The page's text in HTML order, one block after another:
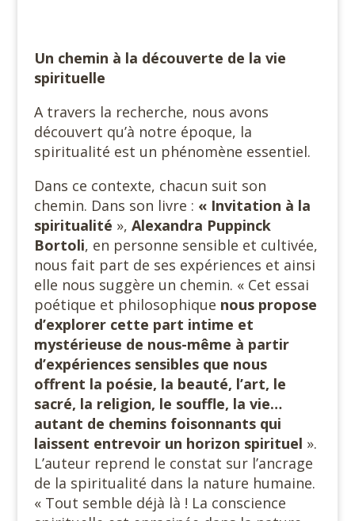
Un chemin à la découverte de la vie
spirituelle
A travers la recherche, nous avons
découvert qu’à notre époque, la
spiritualité est un phénomène essentiel.
Dans ce contexte, chacun suit son
chemin. Dans son livre : « Invitation à la
spiritualité », Alexandra Puppinck
Bortoli, en personne sensible et cultivée,
nous fait part de ses expériences et ainsi
elle nous suggère un chemin. « Cet essai
poétique et philosophique nous propose
d’explorer cette part intime et
mystérieuse de nous-même à partir
d’expériences sensibles que nous
offrent la poésie, la beauté, l’art, le
sacré, la religion, le souffle, la vie…
autant de chemins foisonnants qui
laissent entrevoir un horizon spirituel ».
L’auteur reprend le constat sur l’ancrage
de la spiritualité dans la nature humaine.
« Tout semble déjà là ! La conscience